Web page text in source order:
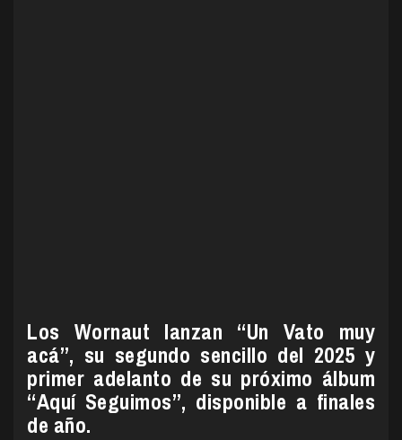
Los Wornaut lanzan “Un Vato muy
acá”, su segundo sencillo del 2025 y
primer adelanto de su próximo álbum
“Aquí Seguimos”, disponible a finales
de año.